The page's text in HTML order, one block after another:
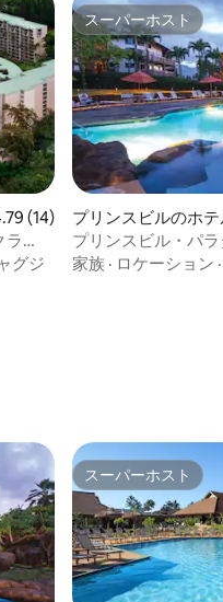
ュー14件、5つ星中4.79つ星
(14)
ラ
グジ
スーパーホスト
スーパーホスト
プリンスビルのホ
プリンスビル・パラ
@ ウィンダム・カ・
家族 · ロケーション ·
スーパーホスト
スーパーホスト